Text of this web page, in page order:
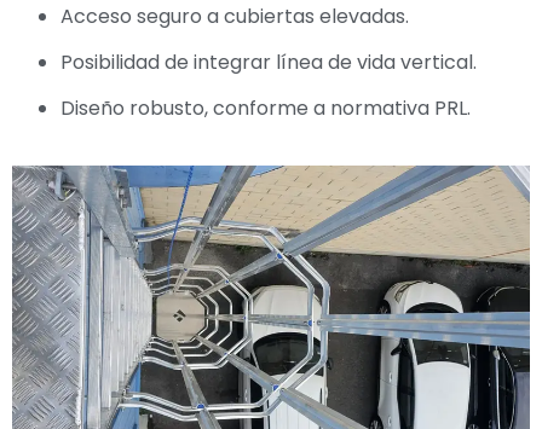
Acceso seguro a cubiertas elevadas.
Posibilidad de integrar línea de vida vertical.
Diseño robusto, conforme a normativa PRL.